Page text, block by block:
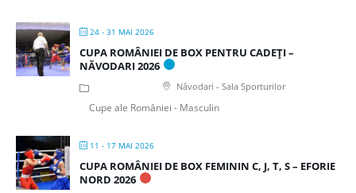
24 - 31 MAI 2026
CUPA ROMÂNIEI DE BOX PENTRU CADEȚI –
NĂVODARI 2026
Năvodari - Sala Sporturilor
Cupe ale României - Masculin
11 - 17 MAI 2026
CUPA ROMÂNIEI DE BOX FEMININ C, J, T, S – EFORIE
NORD 2026